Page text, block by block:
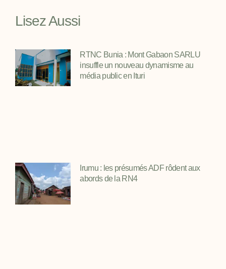
Lisez Aussi
RTNC Bunia : Mont Gabaon SARLU
insuffle un nouveau dynamisme au
média public en Ituri
Irumu : les présumés ADF rôdent aux
abords de la RN4